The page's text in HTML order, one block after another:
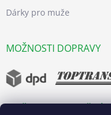
Dárky pro muže
MOŽNOSTI DOPRAVY